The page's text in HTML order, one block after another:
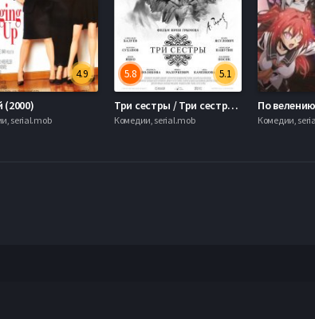
4.9
(2000)
serial.mob
5.1
5.8
Три сестры / Три сестры. 120 лет спустя (2017)
Комедии, serial.mob Комедии,